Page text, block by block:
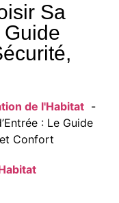
Sa
Guide
de l'Habitat
: Le Guide
Confort